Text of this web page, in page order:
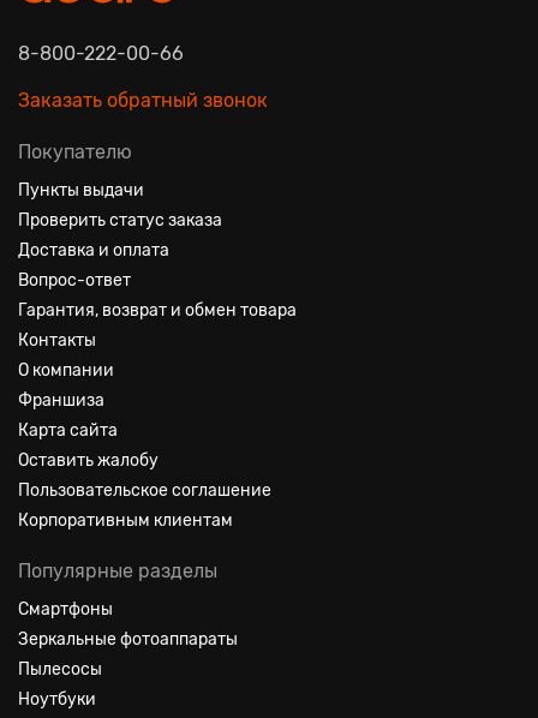
8-800-222-00-66
Заказать обратный звонок
Покупателю
Пункты выдачи
Проверить статус заказа
Доставка и оплата
Вопрос-ответ
Гарантия, возврат и обмен товара
Контакты
О компании
Франшиза
Карта сайта
Оставить жалобу
Пользовательское соглашение
Корпоративным клиентам
Популярные разделы
Смартфоны
Зеркальные фотоаппараты
Пылесосы
Ноутбуки